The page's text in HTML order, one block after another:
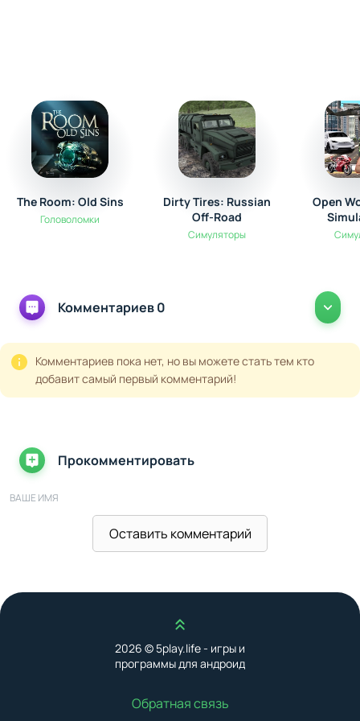
The Room: Old Sins
Головоломки
Dirty Tires: Russian
Off-Road
Симуляторы
Open
Комментариев 0
Комментариев пока нет, но вы можете стать тем кто
добавит самый первый комментарий!
Прокомментировать
ВАШЕ ИМЯ
Оставить комментарий
Наверх
2026 © 5play.life - игры и
программы для андроид
Обратная связь